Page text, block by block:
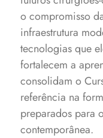
o compromisso
infraestrutura
tecnologias que
fortalecem a
consolidam o
referência na
preparados para
contemporânea.